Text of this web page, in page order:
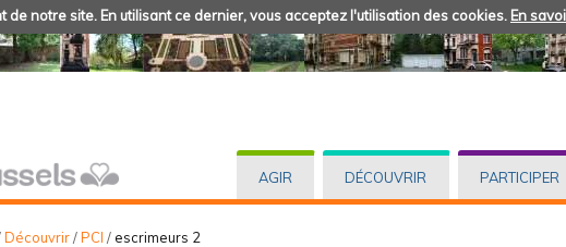
notre site. En utilisant ce dernier, vous acceptez l'utilisation des cookies. En
AGIR DÉCOUVRIR PARTICIPER
Découvrir/PCI / escrimeurs 2